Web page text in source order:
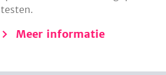
testen.
Meer informatie